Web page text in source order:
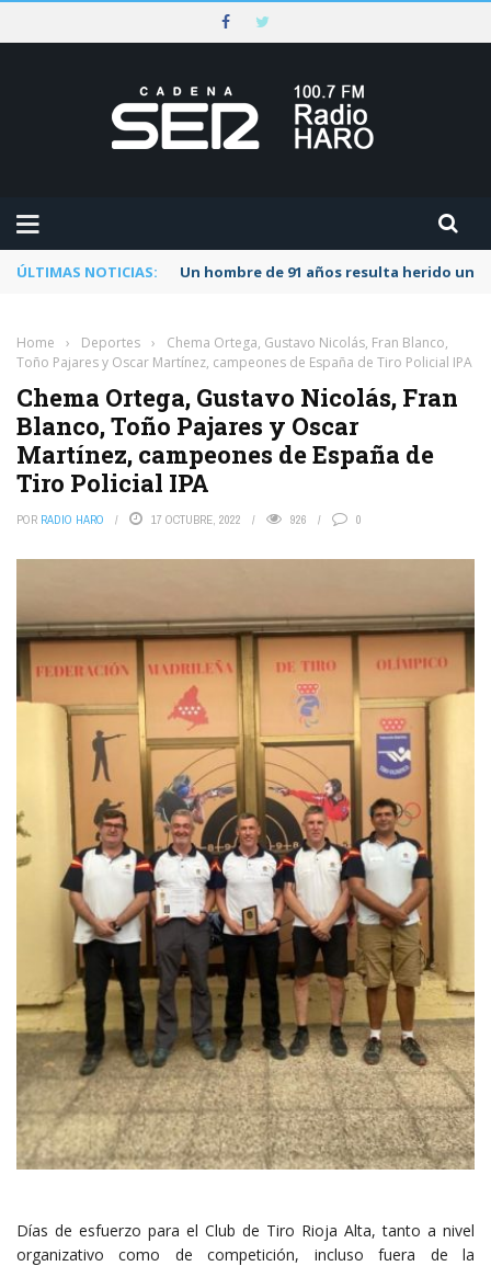
ÚLTIMAS NOTICIAS: Un hombre de 91 años resulta herido
Home › Deportes ›
Chema Ortega, Gustavo Nicolás, Fran Blanco,
Toño Pajares y Oscar Martínez, campeones de España de Tiro Policial IPA
Chema Ortega, Gustavo Nicolás, Fran
Blanco, Toño Pajares y Oscar
Martínez, campeones de España de
Tiro Policial IPA
POR RADIO HARO 17 OCTUBRE, 2022 926 0
Días de esfuerzo para el Club de Tiro Rioja Alta, tanto a nivel
organizativo como de competición, incluso fuera de la